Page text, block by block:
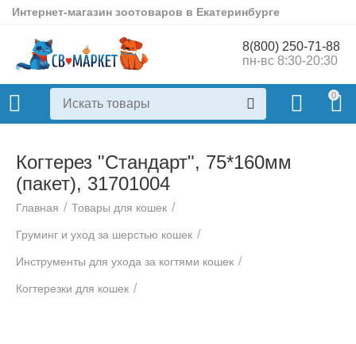
Интернет-магазин зоотоваров в Екатеринбурге
8(800) 250-71-88
пн-вс 8:30-20:30
0
Когтерез "Стандарт", 75*160мм
(пакет), 31701004
Главная / Товары для кошек /
Груминг и уход за шерстью кошек /
Инструменты для ухода за когтями кошек /
Когтерезки для кошек /